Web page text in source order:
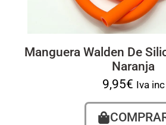
Manguera Walden De
Naranja
9,95€ Iva inc